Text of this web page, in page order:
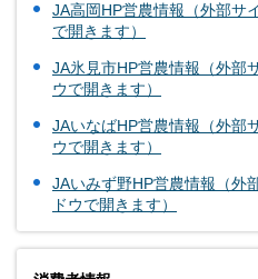
JA高岡HP営農情報（外部サ
で開きます）
JA氷見市HP営農情報（外部
ウで開きます）
JAいなばHP営農情報（外部
ウで開きます）
JAいみず野HP営農情報（外
ドウで開きます）